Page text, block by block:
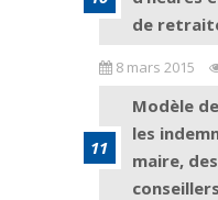
de
8 mars 2015
Modèle
les
maire,